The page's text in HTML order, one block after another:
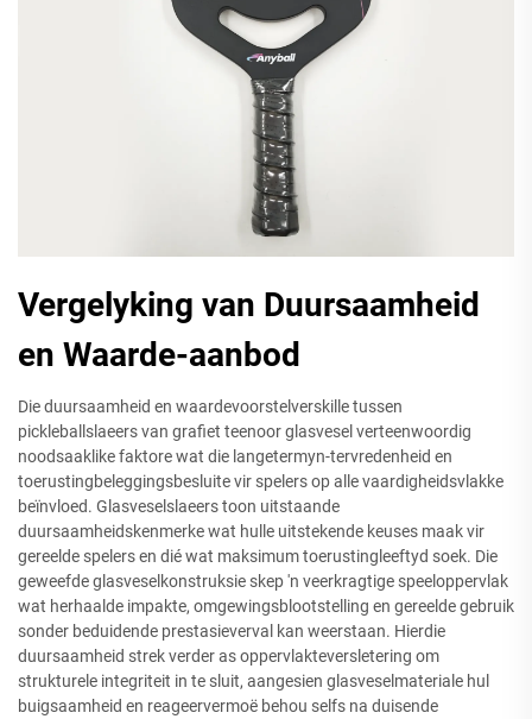
Vergelyking van Duursaamheid
en Waarde-aanbod
Die duursaamheid en waardevoorstelverskille tussen
pickleballslaeers van grafiet teenoor glasvesel verteenwoordig
noodsaaklike faktore wat die langetermyn-tervredenheid en
toerustingbeleggingsbesluite vir spelers op alle vaardigheidsvlakke
beïnvloed. Glasveselslaeers toon uitstaande
duursaamheidskenmerke wat hulle uitstekende keuses maak vir
gereelde spelers en dié wat maksimum toerustingleeftyd soek. Die
geweefde glasveselkonstruksie skep 'n veerkragtige speeloppervlak
wat herhaalde impakte, omgewingsblootstelling en gereelde gebruik
sonder beduidende prestasieverval kan weerstaan. Hierdie
duursaamheid strek verder as oppervlakteversletering om
strukturele integriteit in te sluit, aangesien glasveselmateriale hul
buigsaamheid en reageervermoë behou selfs na duisende